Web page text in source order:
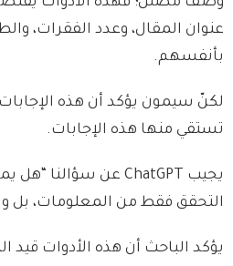
عنوان المقال، وعدد الفقرات،
بأنفسهم.
لكنّ سيمون يؤكد أن هذه
تستقي منها هذه الإجابات.
يجيب ChatGPT عن سؤالنا “هل
التحقق فقط من المعلومات، بل
يؤكد الباحث أن هذه الأدوات